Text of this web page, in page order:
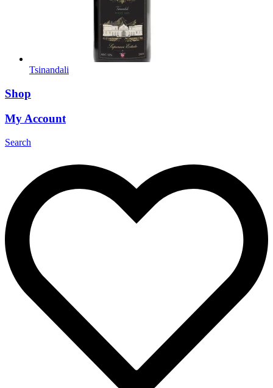
Tsinandali
Shop
My Account
Search